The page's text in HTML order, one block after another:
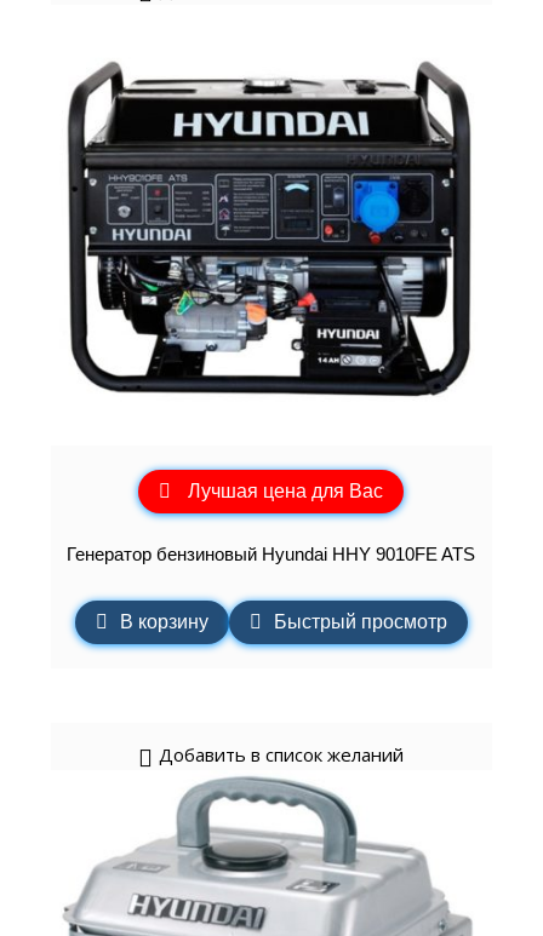
Лучшая цена для Вас
Генератор бензиновый Hyundai HHY 9010FE ATS
В корзину Быстрый просмотр
Добавить в список желаний